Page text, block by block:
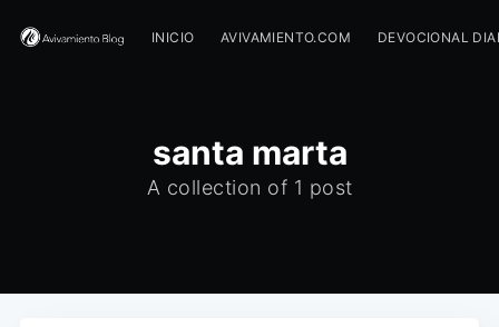
INICIO AVIVAMIENTO.COM DEVOCIONAL
santa marta
A collection of 1 post